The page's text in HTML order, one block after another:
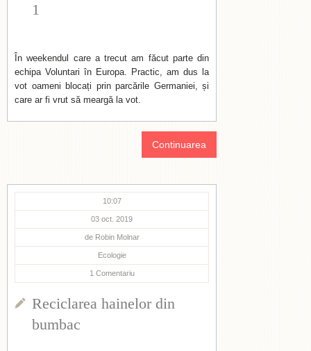
1
În weekendul care a trecut am făcut parte din
echipa Voluntari în Europa. Practic, am dus la
vot oameni blocați prin parcările Germaniei, și
care ar fi vrut să meargă la vot.
Continuarea
10:07
03 oct. 2019
de Robin Molnar
Ecologie
1 Comentariu
Reciclarea hainelor din
bumbac